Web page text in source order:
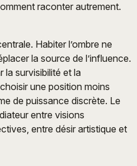
raconter autrement.
Habiter l’ombre ne
la source de l’influence.
la survisibilité et la
une position moins
de puissance discrète. Le
entre visions
entre désir artistique et